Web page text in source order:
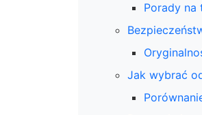
Porady na
Jak wybrać